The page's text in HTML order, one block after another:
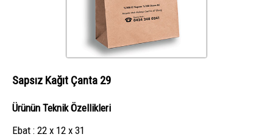
Sapsız Kağıt Çanta 29
Ürünün Teknik Özellikleri
Ebat : 22 x 12 x 31